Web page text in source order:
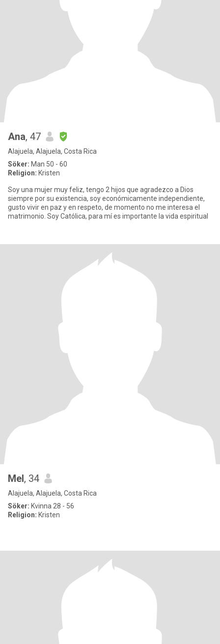
Ana, 47
Alajuela, Alajuela, Costa Rica
Söker: Man 50 - 60
Religion: Kristen
Soy una mujer muy feliz, tengo 2 hijos que agradezco a Dios
siempre por su existencia, soy económicamente independiente,
gusto vivir en paz y en respeto, de momento no me interesa el
matrimonio. Soy Católica, para mí es importante la vida espiritual
Mel, 34
Alajuela, Alajuela, Costa Rica
Söker: Kvinna 28 - 56
Religion: Kristen